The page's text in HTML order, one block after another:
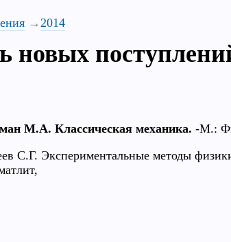
2014
новых
М.А. Классическая механика. -М.:
С.Г. Экспериментальные методы